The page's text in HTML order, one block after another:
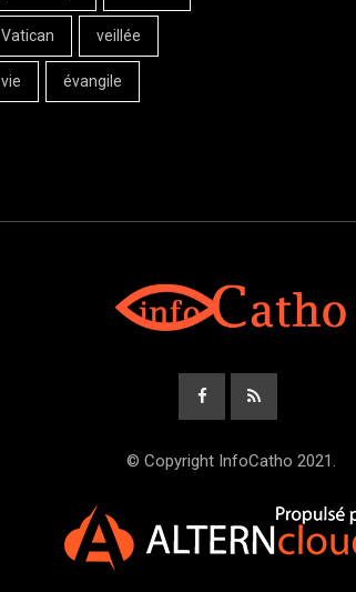
Vatican veillée
vie évangile
© Copyright InfoCatho 2021.